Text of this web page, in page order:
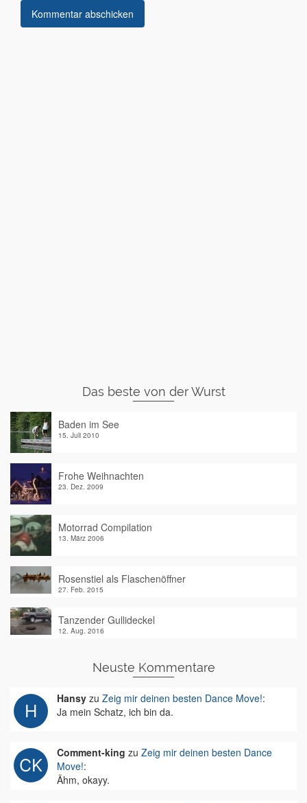
Das beste von der Wurst
Baden im See
15. Juli 2010
Frohe Weihnachten
23. Dez. 2009
Motorrad Compilation
13. März 2006
Rosenstiel als Flaschenöffner
27. Feb. 2015
Tanzender Gullideckel
12. Aug. 2016
Neuste Kommentare
Hansy zu Zeig mir deinen besten Dance Move!:
Ja mein Schatz, ich bin da.
Comment-king zu Zeig mir deinen besten Dance
Move!:
Ähm, okayy.